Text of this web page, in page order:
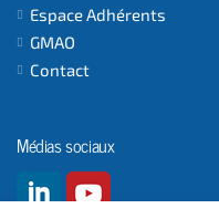
Espace Adhérents
GMAO
Contact
Médias sociaux